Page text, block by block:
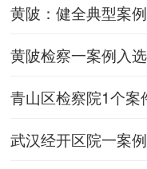
黄陂：健全典型案
黄陂检察一案例入
青山区检察院1个
武汉经开区院一案